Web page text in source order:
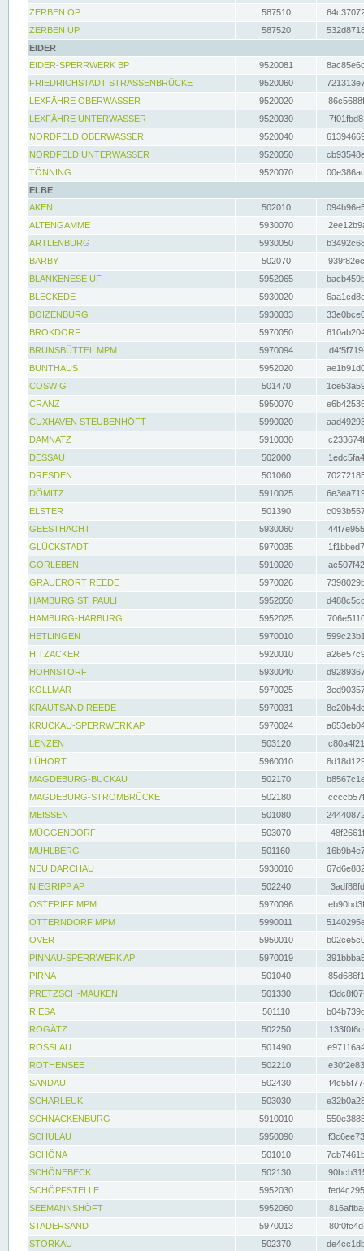
ZERBEN OP
587510
ZERBEN UP
587520
EIDER
EIDER-SPERRWERK BP
9520081
FRIEDRICHSTADT STRASSENBRÜCKE
9520060
LEXFÄHRE OBERWASSER
9520020
LEXFÄHRE UNTERWASSER
9520030
NORDFELD OBERWASSER
9520040
NORDFELD UNTERWASSER
9520050
TÖNNING
9520070
ELBE
AKEN
502010
ALTENGAMME
5930070
ARTLENBURG
5930050
BARBY
502070
BLANKENESE UF
5952065
BLECKEDE
5930020
BOIZENBURG
5930033
BROKDORF
5970050
BRUNSBÜTTEL MPM
5970094
BUNTHAUS
5952020
COSWIG
501470
CRANZ
5950070
CUXHAVEN STEUBENHÖFT
5990020
DAMNATZ
5910030
DESSAU
502000
DRESDEN
501060
DÖMITZ
5910025
ELSTER
501390
GEESTHACHT
5930060
GLÜCKSTADT
5970035
GORLEBEN
5910020
GRAUERORT REEDE
5970026
HAMBURG ST. PAULI
5952050
HAMBURG-HARBURG
5952025
HETLINGEN
5970010
HITZACKER
5920010
HOHNSTORF
5930040
KOLLMAR
5970025
KRAUTSAND REEDE
5970031
KRÜCKAU-SPERRWERK AP
5970024
LENZEN
503120
LÜHORT
5960010
MAGDEBURG-BUCKAU
502170
MAGDEBURG-STROMBRÜCKE
502180
MEISSEN
501080
MÜGGENDORF
503070
MÜHLBERG
501160
NEU DARCHAU
5930010
NIEGRIPP AP
502240
OSTERIFF MPM
5970096
OTTERNDORF MPM
5990011
OVER
5950010
PINNAU-SPERRWERK AP
5970019
PIRNA
501040
PRETZSCH-MAUKEN
501330
RIESA
501110
ROGÄTZ
502250
ROSSLAU
501490
ROTHENSEE
502210
SANDAU
502430
SCHARLEUK
503030
SCHNACKENBURG
5910010
SCHULAU
5950090
SCHÖNA
501010
SCHÖNEBECK
502130
SCHÖPFSTELLE
5952030
SEEMANNSHÖFT
5952060
STADERSAND
5970013
STORKAU
502370